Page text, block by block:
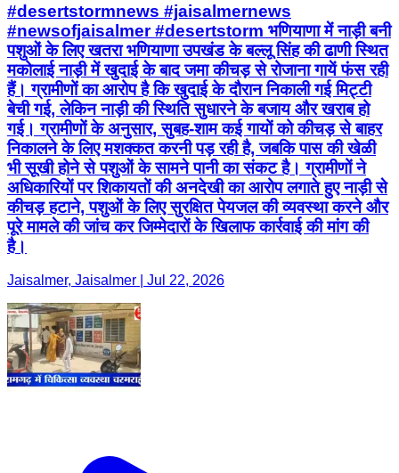
#desertstormnews #jaisalmernews
#newsofjaisalmer #desertstorm भणियाणा में नाड़ी बनी
पशुओं के लिए खतरा भणियाणा उपखंड के बल्लू सिंह की ढाणी स्थित
मकोलाई नाड़ी में खुदाई के बाद जमा कीचड़ से रोजाना गायें फंस रही
हैं। ग्रामीणों का आरोप है कि खुदाई के दौरान निकाली गई मिट्टी
बेची गई, लेकिन नाड़ी की स्थिति सुधारने के बजाय और खराब हो
गई। ग्रामीणों के अनुसार, सुबह-शाम कई गायों को कीचड़ से बाहर
निकालने के लिए मशक्कत करनी पड़ रही है, जबकि पास की खेळी
भी सूखी होने से पशुओं के सामने पानी का संकट है। ग्रामीणों ने
अधिकारियों पर शिकायतों की अनदेखी का आरोप लगाते हुए नाड़ी से
कीचड़ हटाने, पशुओं के लिए सुरक्षित पेयजल की व्यवस्था करने और
पूरे मामले की जांच कर जिम्मेदारों के खिलाफ कार्रवाई की मांग की
है।
Jaisalmer, Jaisalmer | Jul 22, 2026